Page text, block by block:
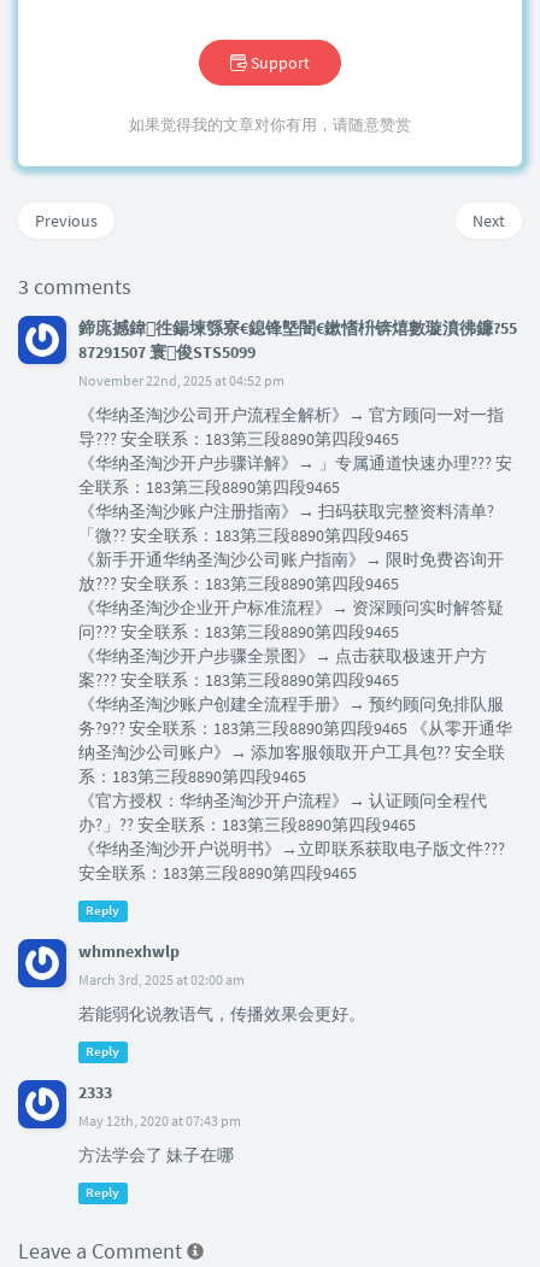
Support
如果觉得我的文章对你有用，请随意赞赏
Next
Previous
3 comments
鍗庣撼鍏徃鍚堜綔寮€鎴锋墍闇€鏉愭枡锛熺數璇濆彿鐮?55
87291507 寰俊STS5099
November 22nd, 2025 at 04:52 pm
《华纳圣淘沙公司开户流程全解析》→ 官方顾问一对一指
导??? 安全联系：183第三段8890第四段9465
《华纳圣淘沙开户步骤详解》→ 」专属通道快速办理??? 安
全联系：183第三段8890第四段9465
《华纳圣淘沙账户注册指南》→ 扫码获取完整资料清单?
「微?? 安全联系：183第三段8890第四段9465
《新手开通华纳圣淘沙公司账户指南》→ 限时免费咨询开
放??? 安全联系：183第三段8890第四段9465
《华纳圣淘沙企业开户标准流程》→ 资深顾问实时解答疑
问??? 安全联系：183第三段8890第四段9465
《华纳圣淘沙开户步骤全景图》→ 点击获取极速开户方
案??? 安全联系：183第三段8890第四段9465
《华纳圣淘沙账户创建全流程手册》→ 预约顾问免排队服
务?9?? 安全联系：183第三段8890第四段9465 《从零开通华
纳圣淘沙公司账户》→ 添加客服领取开户工具包?? 安全联
系：183第三段8890第四段9465
《官方授权：华纳圣淘沙开户流程》→ 认证顾问全程代
办?」?? 安全联系：183第三段8890第四段9465
《华纳圣淘沙开户说明书》→立即联系获取电子版文件???
安全联系：183第三段8890第四段9465
Reply
whmnexhwlp
March 3rd, 2025 at 02:00 am
若能弱化说教语气，传播效果会更好。
Reply
2333
May 12th, 2020 at 07:43 pm
方法学会了 妹子在哪
Reply
Leave a Comment